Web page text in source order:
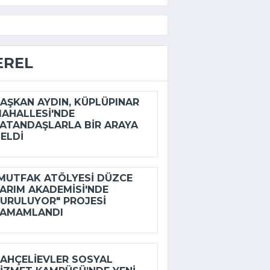
AYDIN, KÜPLÜPINAR
BIR ARAYA
ATÖLYESI DÜZCE
AKADEMISI'NDE
PROJESI
SOSYAL